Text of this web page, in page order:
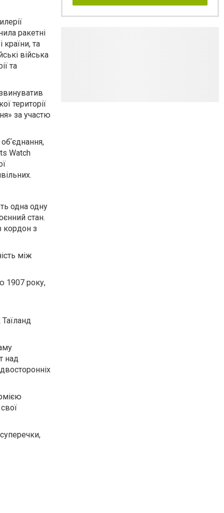
ракетні
та
війська
та
території
за участю
Watch
одна одну
стан.
кордон з
між
1907 року,
над